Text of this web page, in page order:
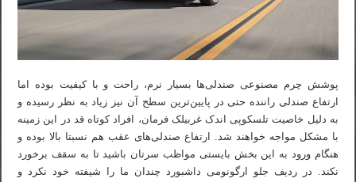
پوشش چرم مصنوعی صندلی‌ها بسیار نرم، راحت و با کیفیت بوده اما
ارتفاع صندلی راننده حتی در پایین‌ترین سطح آن نیز زیاد به نظر رسیده و
به دلیل خاصیت تلسکوپی اندک غربیلک فرمان، افراد کوتاه قد در این زمینه
با مشکل مواجه خواهند شد. ارتفاع صندلی‌های عقب هم نسبتا بالا بوده و
هنگام ورود به این بخش بایستی مواظب سرتان باشید تا به سقف برخورد
نکند. در ردیف جلو ارگونومی داشبورد چندان ما را شیفته خود نکرد و